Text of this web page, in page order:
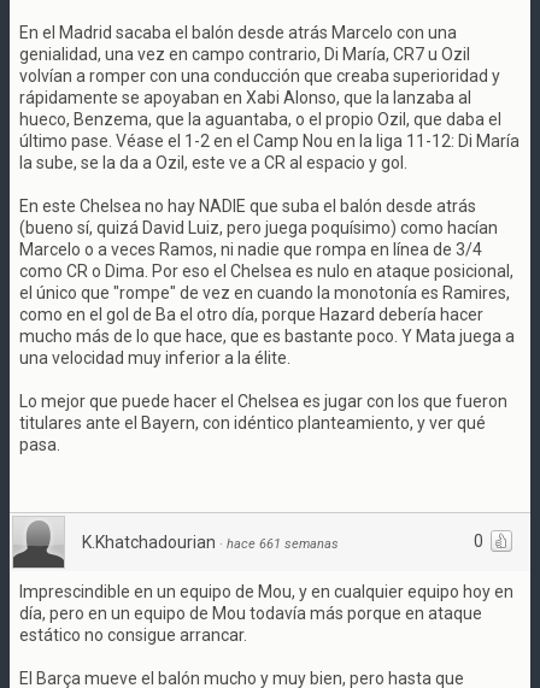
En el Madrid sacaba el balón desde atrás Marcelo con una
genialidad, una vez en campo contrario, Di María, CR7 u Ozil
volvían a romper con una conducción que creaba superioridad y
rápidamente se apoyaban en Xabi Alonso, que la lanzaba al
hueco, Benzema, que la aguantaba, o el propio Ozil, que daba el
último pase. Véase el 1-2 en el Camp Nou en la liga 11-12: Di María
la sube, se la da a Ozil, este ve a CR al espacio y gol.
En este Chelsea no hay NADIE que suba el balón desde atrás
(bueno sí, quizá David Luiz, pero juega poquísimo) como hacían
Marcelo o a veces Ramos, ni nadie que rompa en línea de 3/4
como CR o Dima. Por eso el Chelsea es nulo en ataque posicional,
el único que "rompe" de vez en cuando la monotonía es Ramires,
como en el gol de Ba el otro día, porque Hazard debería hacer
mucho más de lo que hace, que es bastante poco. Y Mata juega a
una velocidad muy inferior a la élite.
Lo mejor que puede hacer el Chelsea es jugar con los que fueron
titulares ante el Bayern, con idéntico planteamiento, y ver qué
pasa.
0
K.Khatchadourian · hace 661 semanas
Imprescindible en un equipo de Mou, y en cualquier equipo hoy en
día, pero en un equipo de Mou todavía más porque en ataque
estático no consigue arrancar.
El Barça mueve el balón mucho y muy bien, pero hasta que